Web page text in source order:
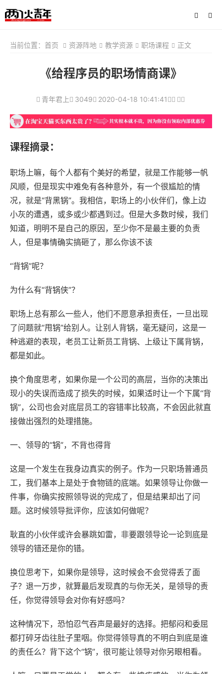
当前位置： 首页 资源阵地 教学资源 职场课程 正文
《给程序员的职场情商课》
青年君上 3049 2020-04-18 10:41:41
课程摘录：
职场上嘛，每个人都有个美好的希望，就是工作能够一帆
风顺，但是现实中难免有各种意外，有一个很尴尬的情
况，就是“背黑锅”。我相信，职场上的小伙伴们，像上边
小灰的遭遇，或多或少都遇到过。但是大多数时候，我们
知道，明明不是自己的原因，至少你不是最主要的负责
人，但是事情确实搞砸了，那么你该不该
“背锅”呢？
为什么有“背锅侠”？
职场上总有那么一些人，他们不愿意承担责任，一旦出现
了问题就“甩锅”给别人。让别人背锅，毫无疑问，这是一
种逃避的表现，老员工让新员工背锅、上级让下属背锅，
都是如此。
换个角度思考，如果你是一个公司的高层，当你的决策出
现小的失误而造成了损失的时候，如果适时让一个下属“背
锅”，公司也会对底层员工的容错率比较高，不会因此就直
接做出强烈的处理措施。
一、领导的“锅”，不背也得背
这是一个发生在我身边真实的例子。作为一只职场普通员
工，我们基本上是处于食物链的底端。如果领导让你做一
件事，你确实按照领导说的完成了，但是结果却出了问
题。这时候领导批评你，应该如何做呢？
耿直的小伙伴或许会暴跳如雷，非要跟领导论一论到底是
领导的错还是你的错。
换位思考下，如果你是领导，这时候会不会觉得丢了面
子？退一万步，就算最后发现真的与你无关，是领导的责
任，你觉得领导会对你有好感吗？
这种情况下，恐怕忍气吞声是最好的选择。把郁闷和委屈
都打碎牙齿往肚子里咽。你觉得领导真的不明白到底是谁
的责任么？背下这个“锅”，很可能让领导对你另眼相看。